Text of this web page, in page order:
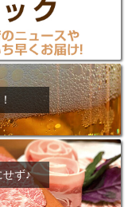
せず♪